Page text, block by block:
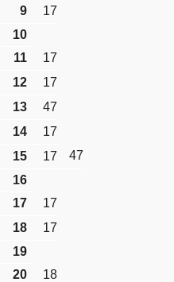
9
17
10
11
17
12
17
13
47
14
17
15
17
47
16
17
17
18
17
19
20
18